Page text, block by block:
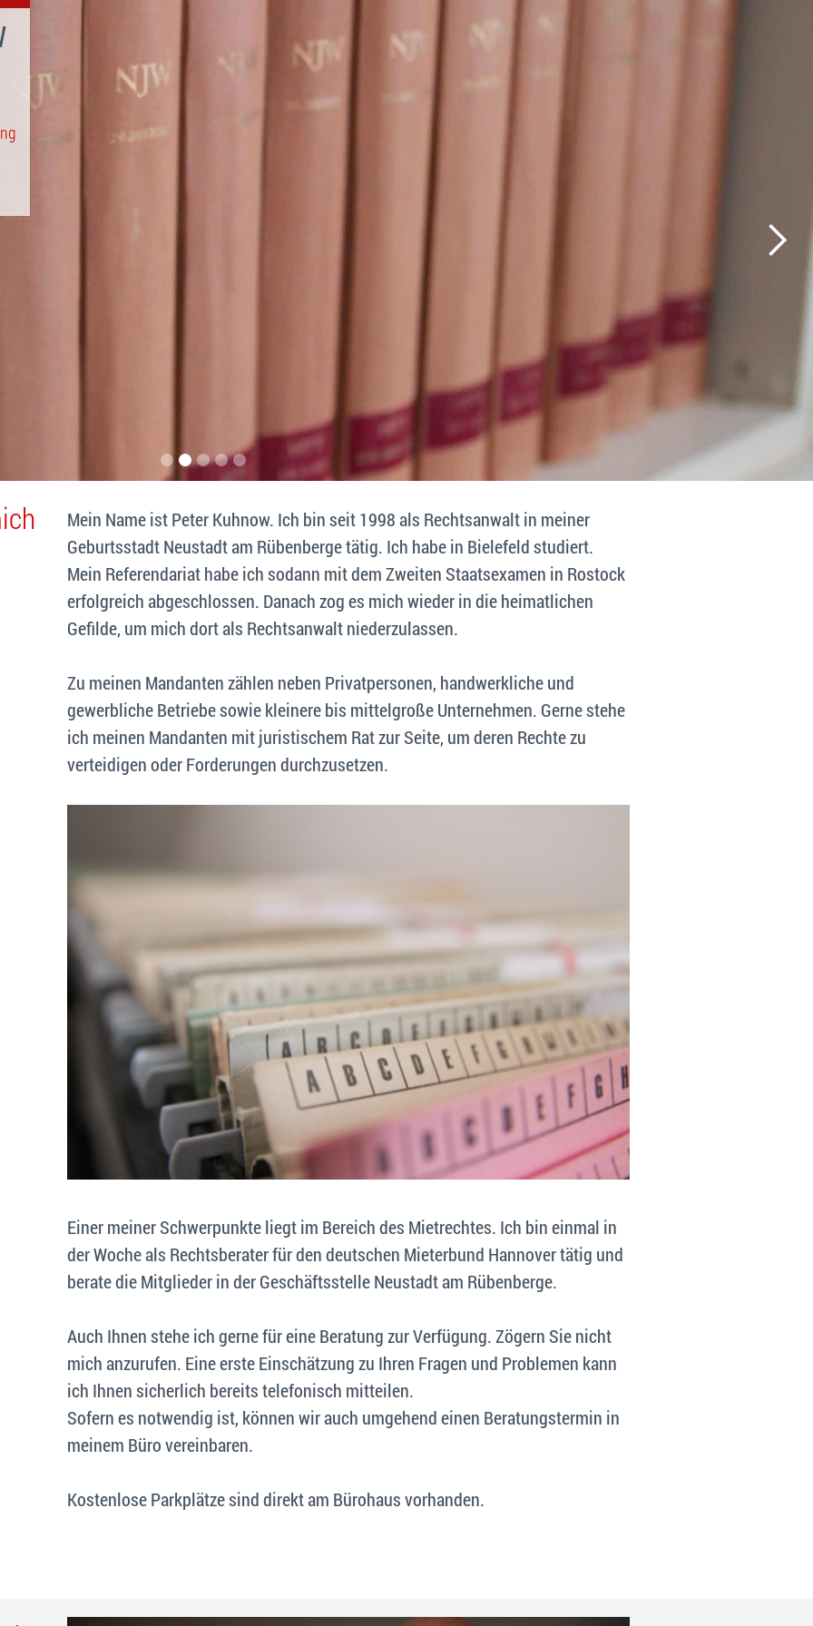
Mein Name ist Peter Kuhnow. Ich bin seit 1998 als Rechtsanwalt in meiner
Geburtsstadt Neustadt am Rübenberge tätig. Ich habe in Bielefeld studiert.
Mein Referendariat habe ich sodann mit dem Zweiten Staatsexamen in Rostock
erfolgreich abgeschlossen. Danach zog es mich wieder in die heimatlichen
Gefilde, um mich dort als Rechtsanwalt niederzulassen.
Zu meinen Mandanten zählen neben Privatpersonen, handwerkliche und
gewerbliche Betriebe sowie kleinere bis mittelgroße Unternehmen. Gerne stehe
ich meinen Mandanten mit juristischem Rat zur Seite, um deren Rechte zu
verteidigen oder Forderungen durchzusetzen.
Einer meiner Schwerpunkte liegt im Bereich des Mietrechtes. Ich bin einmal in
der Woche als Rechtsberater für den deutschen Mieterbund Hannover tätig und
berate die Mitglieder in der Geschäftsstelle Neustadt am Rübenberge.
Auch Ihnen stehe ich gerne für eine Beratung zur Verfügung. Zögern Sie nicht
mich anzurufen. Eine erste Einschätzung zu Ihren Fragen und Problemen kann
ich Ihnen sicherlich bereits telefonisch mitteilen.
Sofern es notwendig ist, können wir auch umgehend einen Beratungstermin in
meinem Büro vereinbaren.
Kostenlose Parkplätze sind direkt am Bürohaus vorhanden.